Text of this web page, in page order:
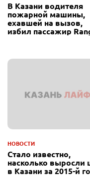
В Казани водителя
пожарной машины,
ехавшей на вызов,
избил пассажир
НОВОСТИ
Стало известно,
насколько выросли
в Казани за 2015-й